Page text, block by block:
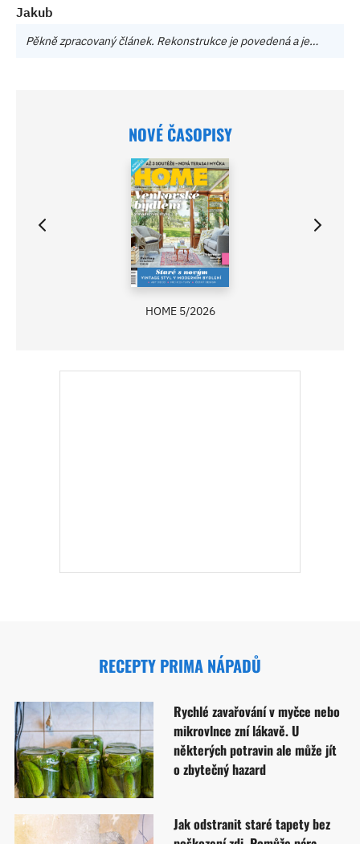
Jakub
Pěkně zpracovaný článek. Rekonstrukce je povedená a je…
NOVÉ ČASOPISY
HOME 5/2026
RECEPTY PRIMA NÁPADŮ
Rychlé zavařování v myčce nebo
mikrovlnce zní lákavě. U
některých potravin ale může jít
o zbytečný hazard
Jak odstranit staré tapety bez